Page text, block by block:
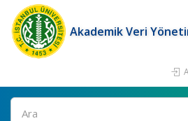
Akademik Veri
Ara